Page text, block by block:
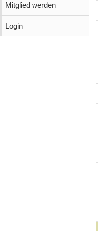
Mitglied werden
Login